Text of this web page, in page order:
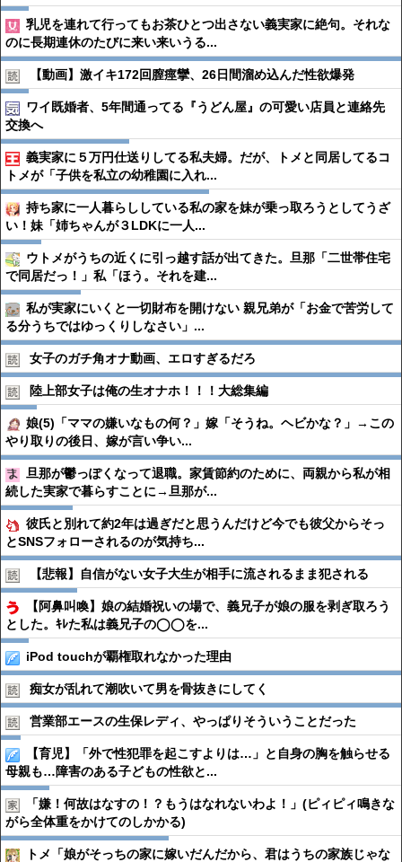
乳児を連れて行ってもお茶ひとつ出さない義実家に絶句。それな
のに長期連休のたびに来い来いうる...
【動画】激イキ172回膣痙攣、26日間溜め込んだ性欲爆発
ワイ既婚者、5年間通ってる『うどん屋』の可愛い店員と連絡先
交換へ
義実家に５万円仕送りしてる私夫婦。だが、トメと同居してるコ
トメが「子供を私立の幼稚園に入れ...
持ち家に一人暮らししている私の家を妹が乗っ取ろうとしてうざ
い！妹「姉ちゃんが３LDKに一人...
ウトメがうちの近くに引っ越す話が出てきた。旦那「二世帯住宅
で同居だっ！」私「ほう。それを建...
私が実家にいくと一切財布を開けない 親兄弟が「お金で苦労して
る分うちではゆっくりしなさい」...
女子のガチ角オナ動画、エロすぎるだろ
陸上部女子は俺の生オナホ！！！大総集編
娘(5)「ママの嫌いなもの何？」嫁「そうね。ヘビかな？」→この
やり取りの後日、嫁が言い争い...
旦那が鬱っぽくなって退職。家賃節約のために、両親から私が相
続した実家で暮らすことに→旦那が...
彼氏と別れて約2年は過ぎだと思うんだけど今でも彼父からそっ
とSNSフォローされるのが気持ち...
【悲報】自信がない女子大生が相手に流されるまま犯される
【阿鼻叫喚】娘の結婚祝いの場で、義兄子が娘の服を剥ぎ取ろう
とした。ｷﾚた私は義兄子の◯◯を...
iPod touchが覇権取れなかった理由
痴女が乱れて潮吹いて男を骨抜きにしてく
営業部エースの生保レディ、やっぱりそういうことだった
【育児】「外で性犯罪を起こすよりは…」と自身の胸を触らせる
母親も…障害のある子どもの性欲と...
「嫌！何故はなすの！？もうはなれないわよ！」(ピィピィ鳴きな
がら全体重をかけてのしかかる)
トメ「娘がそっちの家に嫁いだんだから、君はうちの家族じゃな